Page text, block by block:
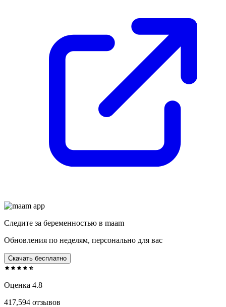
Следите за беременностью в maam
Обновления по неделям, персонально для вас
Скачать бесплатно
Оценка 4.8
417,594 отзывов